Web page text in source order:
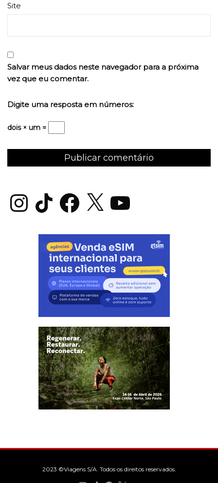
Site
Salvar meus dados neste navegador para a próxima
vez que eu comentar.
Digite uma resposta em números:
dois × um =
InstagramTikTok Facebook
X YouTube
2023 ©Viagens S/A. Todos os direitos reservados.